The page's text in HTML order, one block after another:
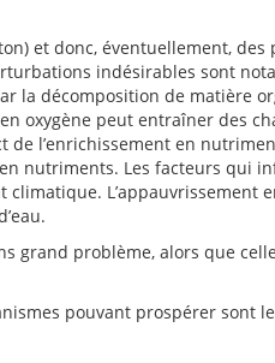
et donc, éventuellement,
indésirables sont
la décomposition de matière
oxygène peut entraîner des
l’enrichissement en
nutriments. Les facteurs qui
L’appauvrissement
grand problème, alors que
pouvant prospérer sont